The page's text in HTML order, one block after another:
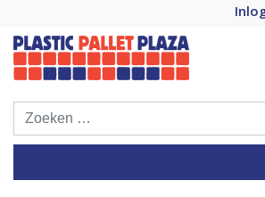
Plastic Pallet Plaza
Plastic Pallets Plaza, de nummer 1 in
Europa!